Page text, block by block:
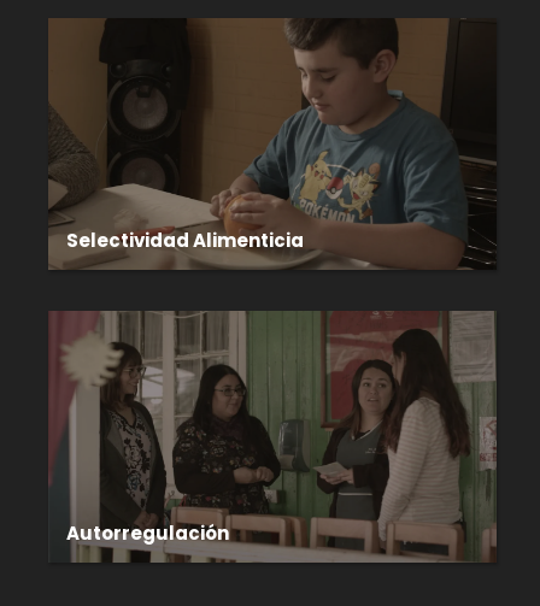
Selectividad Alimenticia
Autorregulación